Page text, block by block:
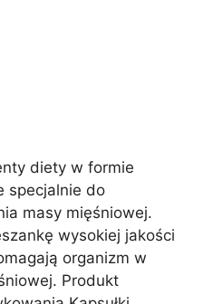
diety w formie
specjalnie do
masy mięśniowej.
wysokiej jakości
organizm w
Produkt